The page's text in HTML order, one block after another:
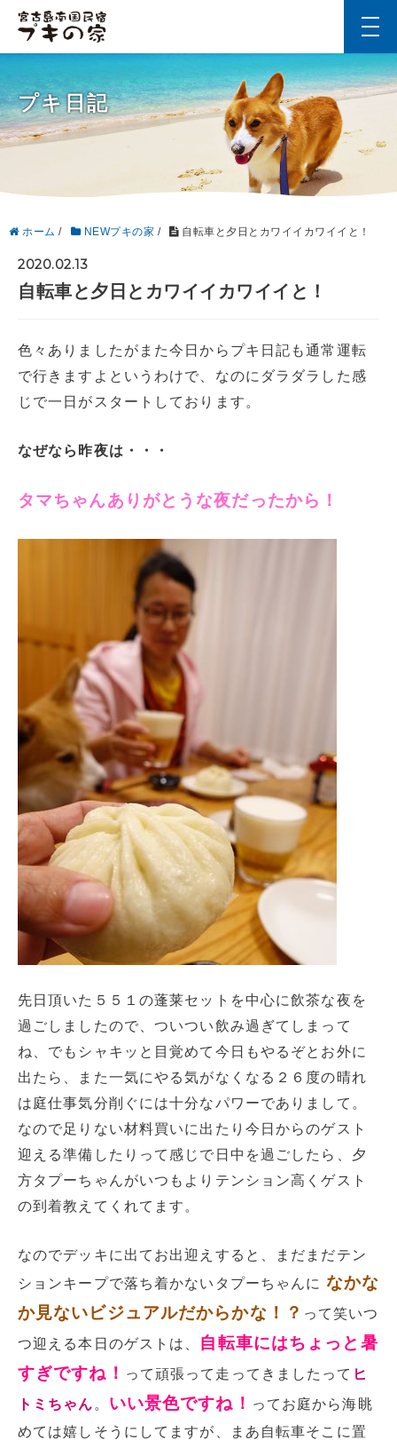
プキ日記
ホーム / NEWプキの家 / 自転車と夕日とカワイイカワイイと！
2020.02.13
自転車と夕日とカワイイカワイイと！
色々ありましたがまた今日からプキ日記も通常運転
で行きますよというわけで、なのにダラダラした感
じで一日がスタートしております。
なぜなら昨夜は・・・
タマちゃんありがとうな夜だったから！
先日頂いた５５１の蓬莱セットを中心に飲茶な夜を
過ごしましたので、ついつい飲み過ぎてしまって
ね、でもシャキッと目覚めて今日もやるぞとお外に
出たら、また一気にやる気がなくなる２６度の晴れ
は庭仕事気分削ぐには十分なパワーでありまして。
なので足りない材料買いに出たり今日からのゲスト
迎える準備したりって感じで日中を過ごしたら、夕
方タプーちゃんがいつもよりテンション高くゲスト
の到着教えてくれてます。
なのでデッキに出てお出迎えすると、まだまだテン
ションキープで落ち着かないタプーちゃんに なかな
か見ないビジュアルだからかな！？ って笑いつ
つ迎える本日のゲストは、 自転車にはちょっと暑
すぎですね！ って頑張って走ってきましたって ヒ
トミちゃん 。 いい景色ですね！ ってお庭から海眺
めては嬉しそうにしてますが、まあ自転車そこに置
t
o
g
g
l
v
a